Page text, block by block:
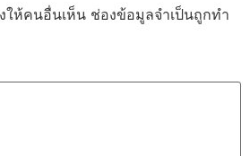
ให้คนอื่นเห็น ช่องข้อมูลจำเป็นถูกทำ